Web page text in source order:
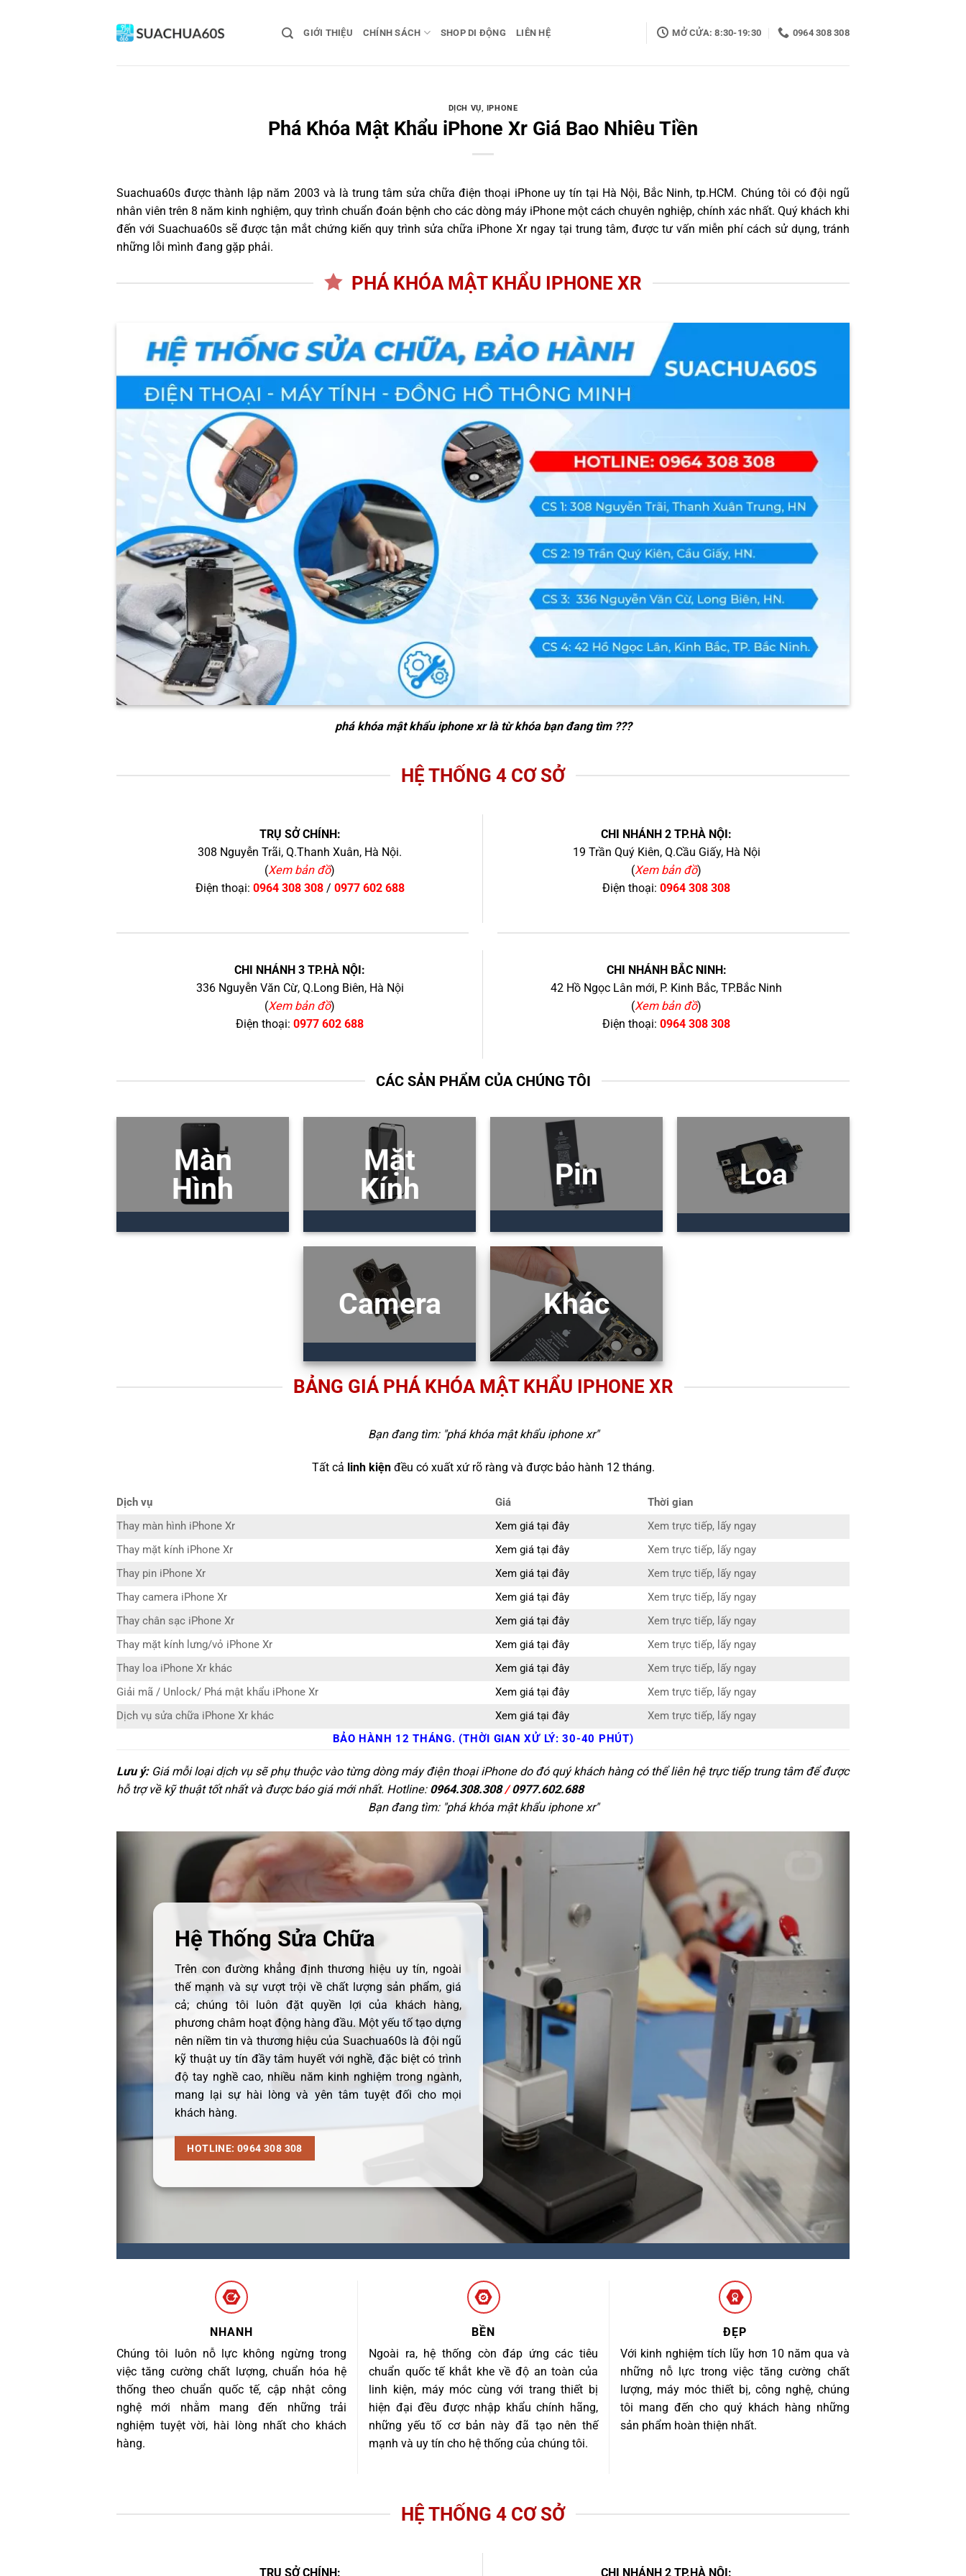
GIỚI THIỆU CHÍNH SÁCH SHOP DI ĐỘNG LIÊN HỆ MỞ CỬA: 8:30-19:30 0964 308 308
DỊCH VỤ, IPHONE
Phá Khóa Mật Khẩu iPhone Xr Giá Bao Nhiêu Tiền
Suachua60s được thành lập năm 2003 và là trung tâm sửa chữa điện thoại iPhone uy tín tại Hà Nội, Bắc Ninh, tp.HCM. Chúng tôi có đội ngũ
nhân viên trên 8 năm kinh nghiệm, quy trình chuẩn đoán bệnh cho các dòng máy iPhone một cách chuyên nghiệp, chính xác nhất. Quý khách khi
đến với Suachua60s sẽ được tận mắt chứng kiến quy trình sửa chữa iPhone Xr ngay tại trung tâm, được tư vấn miễn phí cách sử dụng, tránh
những lỗi mình đang gặp phải.
PHÁ KHÓA MẬT KHẨU IPHONE XR
phá khóa mật khẩu iphone xrlà từ khóa bạn đang tìm ???
HỆ THỐNG 4 CƠ SỞ
TRỤ SỞ CHÍNH:
308 Nguyễn Trãi, Q.Thanh Xuân, Hà Nội.
(Xem bản đồ)
Điện thoại: 0964 308 308/ 0977 602 688
CHI NHÁNH 2 TP.HÀ NỘI:
19 Trần Quý Kiên, Q.Cầu Giấy, Hà Nội
(Xem bản đồ)
Điện thoại: 0964 308 308
CHI NHÁNH 3 TP.HÀ NỘI:
336 Nguyễn Văn Cừ, Q.Long Biên, Hà Nội
(Xem bản đồ)
Điện thoại: 0977 602 688
CHI NHÁNH BẮC NINH:
42 Hồ Ngọc Lân mới, P. Kinh Bắc, TP.Bắc Ninh
(Xem bản đồ)
Điện thoại: 0964 308 308
CÁC SẢN PHẨM CỦA CHÚNG TÔI
Màn
Hình
Mặt
Kính
Pin Loa
Camera Khác
BẢNG GIÁ PHÁ KHÓA MẬT KHẨU IPHONE XR
Bạn đang tìm: "phá khóa mật khẩu iphone xr"
Tất cả linh kiệnđều có xuất xứ rõ ràng và được bảo hành 12 tháng.
Dịch vụ Giá
Thời gian
Thay màn hình iPhone Xr
Xem giá tại đây
Xem trực tiếp, lấy ngay
Thay mặt kính iPhone Xr
Xem giá tại đây
Xem trực tiếp, lấy ngay
Thay pin iPhone Xr
Xem giá tại đây
Xem trực tiếp, lấy ngay
Thay camera iPhone Xr
Xem giá tại đây
Xem trực tiếp, lấy ngay
Thay chân sạc iPhone Xr
Xem giá tại đây
Xem trực tiếp, lấy ngay
Thay mặt kính lưng/vỏ iPhone Xr
Xem giá tại đây
Xem trực tiếp, lấy ngay
Thay loa iPhone Xr khác
Xem giá tại đây
Xem trực tiếp, lấy ngay
Giải mã / Unlock/ Phá mật khẩu iPhone Xr
Xem giá tại đây
Xem trực tiếp, lấy ngay
Dịch vụ sửa chữa iPhone Xr khác
Xem giá tại đây
Xem trực tiếp, lấy ngay
BẢO HÀNH 12 THÁNG. (THỜI GIAN XỬ LÝ: 30-40 PHÚT)
Lưu ý:Giá mỗi loại dịch vụ sẽ phụ thuộc vào từng dòng máy điện thoại iPhone do đó quý khách hàng có thể liên hệ trực tiếp trung tâm để được
hỗ trợ về kỹ thuật tốt nhất và được báo giá mới nhất. Hotline: 0964.308.308/0977.602.688
Bạn đang tìm: "phá khóa mật khẩu iphone xr"
Hệ Thống Sửa Chữa
Trên con đường khẳng định thương hiệu uy tín, ngoài
thế mạnh và sự vượt trội về chất lượng sản phẩm, giá
cả; chúng tôi luôn đặt quyền lợi của khách hàng,
phương châm hoạt động hàng đầu. Một yếu tố tạo dựng
nên niềm tin và thương hiệu của Suachua60s là đội ngũ
kỹ thuật uy tín đầy tâm huyết với nghề, đặc biệt có trình
độ tay nghề cao, nhiều năm kinh nghiệm trong ngành,
mang lại sự hài lòng và yên tâm tuyệt đối cho mọi
khách hàng.
HOTLINE: 0964 308 308
NHANH
Chúng tôi luôn nỗ lực không ngừng trong
việc tăng cường chất lượng, chuẩn hóa hệ
thống theo chuẩn quốc tế, cập nhật công
nghệ mới nhằm mang đến những trải
nghiệm tuyệt vời, hài lòng nhất cho khách
hàng.
BỀN
Ngoài ra, hệ thống còn đáp ứng các tiêu
chuẩn quốc tế khắt khe về độ an toàn của
linh kiện, máy móc cùng với trang thiết bị
hiện đại đều được nhập khẩu chính hãng,
những yếu tố cơ bản này đã tạo nên thế
mạnh và uy tín cho hệ thống của chúng tôi.
ĐẸP
Với kinh nghiệm tích lũy hơn 10 năm qua và
những nỗ lực trong việc tăng cường chất
lượng, máy móc thiết bị, công nghệ, chúng
tôi mang đến cho quý khách hàng những
sản phẩm hoàn thiện nhất.
HỆ THỐNG 4 CƠ SỞ
TRỤ SỞ CHÍNH: CHI NHÁNH 2 TP.HÀ NỘI: